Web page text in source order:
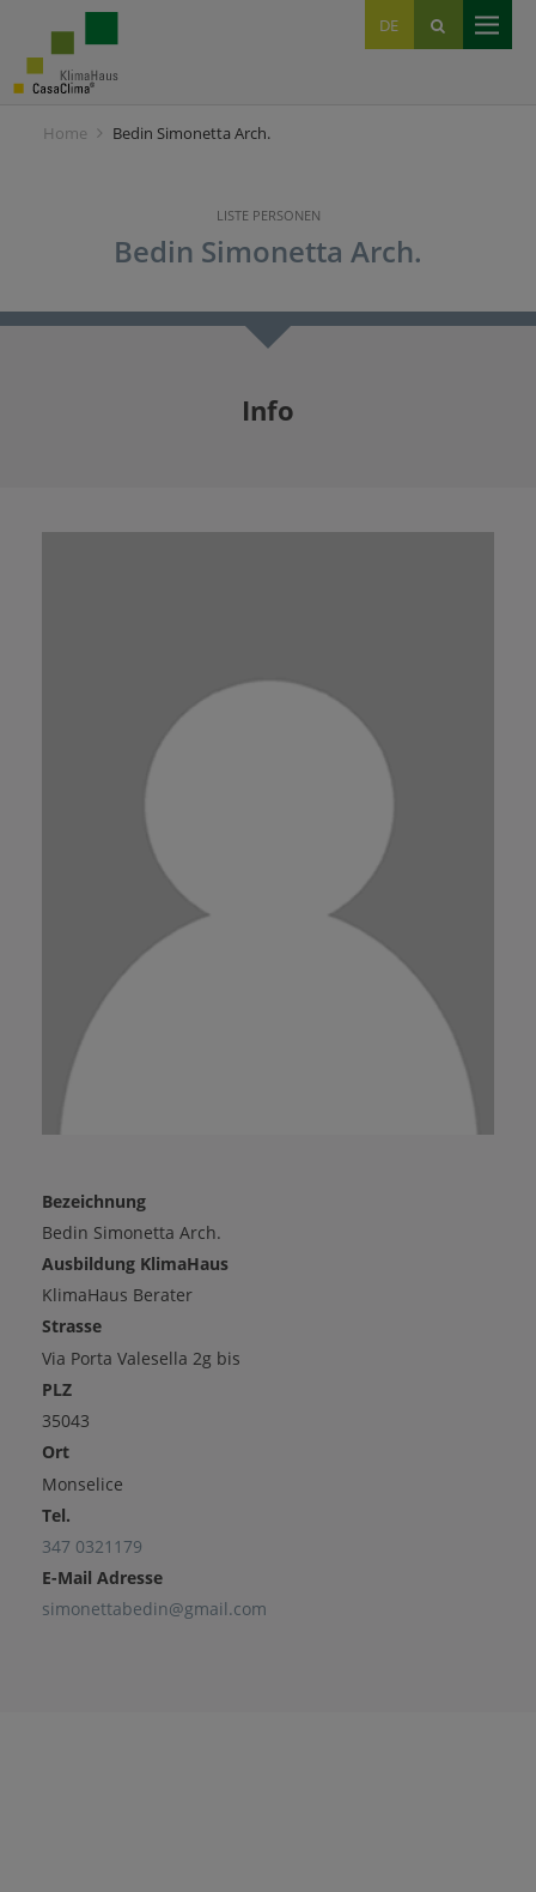
DE
IT
EN
Home Bedin Simonetta Arch.
LISTE PERSONEN
Bedin Simonetta Arch.
Info
Bezeichnung
Bedin Simonetta Arch.
Ausbildung KlimaHaus
KlimaHaus Berater
Strasse
Via Porta Valesella 2g bis
PLZ
35043
Ort
Monselice
Tel.
347 0321179
E-Mail Adresse
simonettabedin@gmail.com